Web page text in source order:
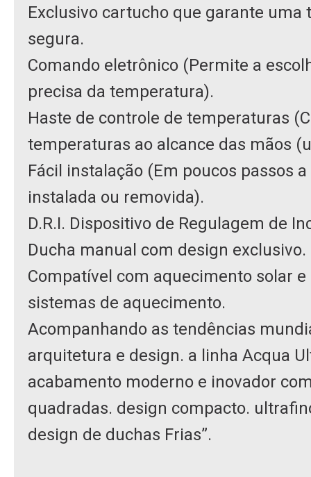
Exclusivo cartucho que garante uma
segura.
Comando eletrônico (Permite a
precisa da temperatura).
Haste de controle de temperaturas
temperaturas ao alcance das mãos
Fácil instalação (Em poucos passos
instalada ou removida).
D.R.I. Dispositivo de Regulagem de
Ducha manual com design exclusivo.
Compatível com aquecimento solar
sistemas de aquecimento.
Acompanhando as tendências
arquitetura e design. a linha Acqua
acabamento moderno e inovador
quadradas. design compacto.
design de duchas Frias”.